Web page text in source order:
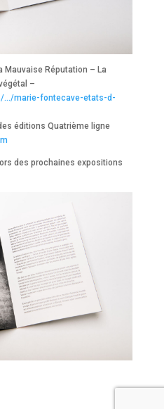
Mauvaise Réputation – La
–
…/marie-fontecave-etats-d-
éditions Quatrième ligne
des prochaines expositions